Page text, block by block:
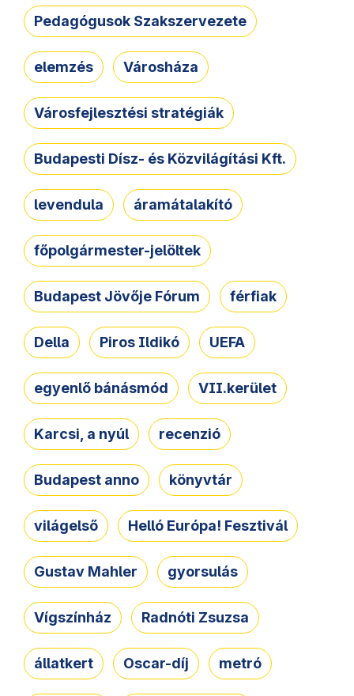
Pedagógusok Szakszervezete
elemzés Városháza
Városfejlesztési stratégiák
Budapesti Dísz- és Közvilágítási Kft.
levendula áramátalakító
főpolgármester-jelöltek
Budapest Jövője Fórum férfiak
Della Piros Ildikó UEFA
egyenlő bánásmód VII.kerület
Karcsi, a nyúl recenzió
Budapest anno könyvtár
világelső Helló Európa! Fesztivál
Gustav Mahler gyorsulás
Vígszínház Radnóti Zsuzsa
állatkert Oscar-díj metró